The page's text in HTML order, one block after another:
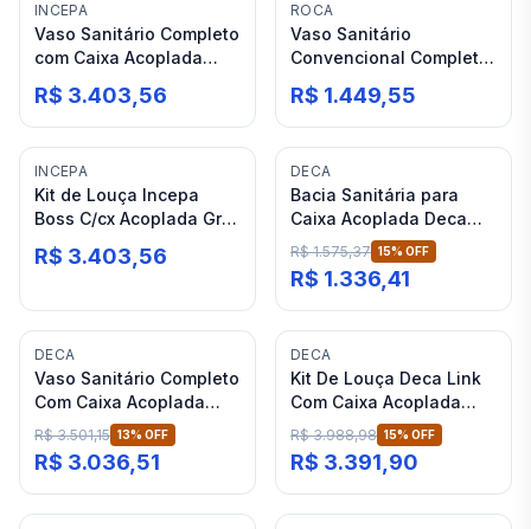
INCEPA
Vaso Sanitário Completo
com Caixa Acoplada
Incepa Boss Matte Black
R$ 3.403,56
ROCA
Vaso Sanitário
Convencional Completo
Roca Nexo Branco
R$ 1.449,55
INCEPA
Kit de Louça Incepa
Boss C/cx Acoplada Gris
(termofixo)
R$ 3.403,56
DECA
Bacia Sanitária para
Caixa Acoplada Deca
Axis Barbante
R$ 1.575,37 15% OFF
R$ 1.336,41
DECA
Vaso Sanitário Completo
Com Caixa Acoplada
Branco Deca
R$ 3.501,15 13% OFF
R$ 3.036,51
DECA
Kit De Louça Deca Link
Com Caixa Acoplada
Gelo 17 Total Clean
R$ 3.988,98 15% OFF
R$ 3.391,90